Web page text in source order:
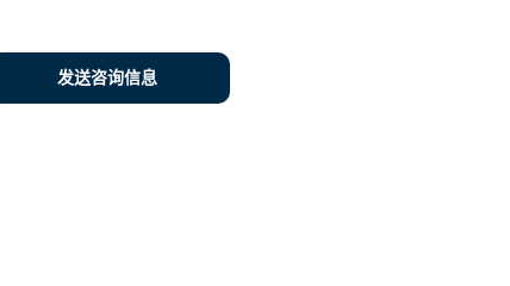
发送咨询信息